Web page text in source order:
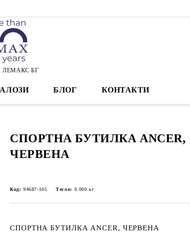
ЛЕМАКС БГ
БЛОГ КОНТАКТИ
СПОРТНА БУТИЛКА ANCER,
ЧЕРВЕНА
Код: 94687-105 Тегло: 0.000 кг
СПОРТНА БУТИЛКА ANCER, ЧЕРВЕНА